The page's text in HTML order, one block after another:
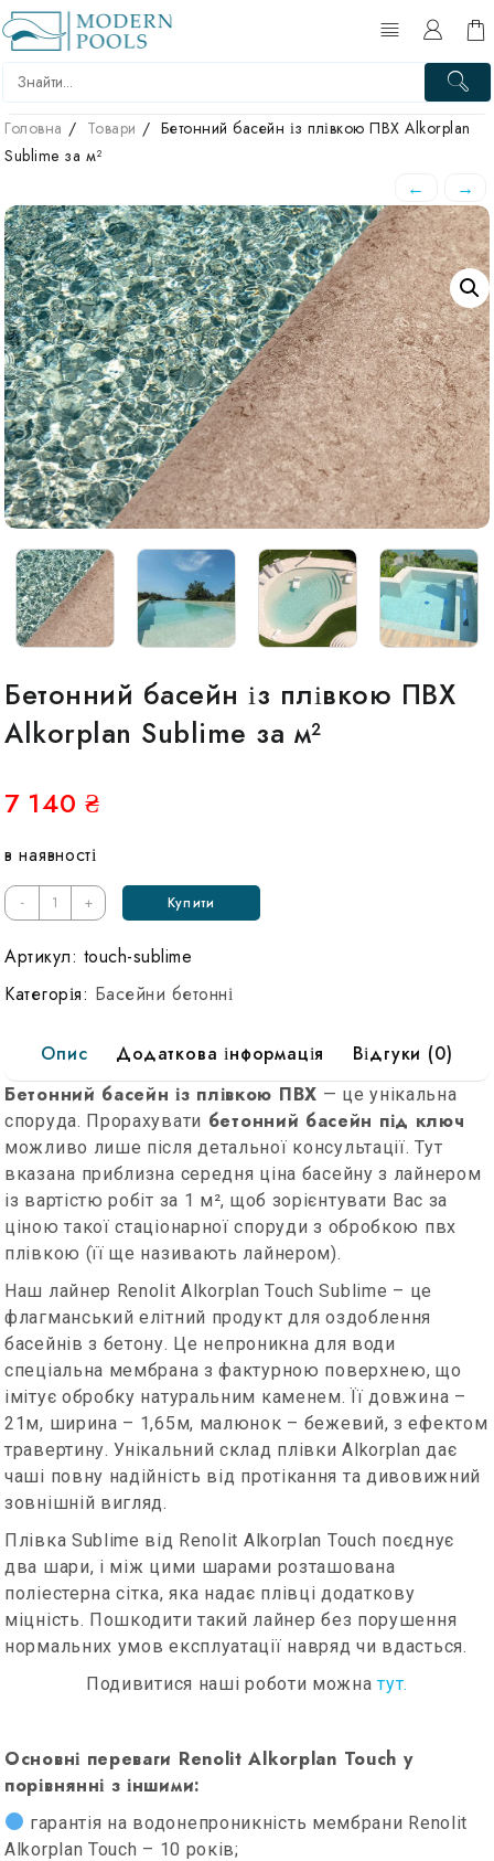
Головна Товари
Бетонний басейн із плівкою ПВХ Alkorplan
Sublime за м²
← →
Бетонний басейн із плівкою ПВХ
Alkorplan Sublime за м²
7 140₴
в наявності
- + Купити
Артикул: touch-sublime
Категорія: Басейни бетонні
Опис Додаткова інформація
Відгуки (0)
Бетонний басейн із плівкою ПВХ — це унікальна
споруда. Прорахувати бетонний басейн під ключ
можливо лише після детальної консультації. Тут
вказана приблизна середня ціна басейну з лайнером
із вартістю робіт за 1 м², щоб зорієнтувати Вас за
ціною такої стаціонарної споруди з обробкою пвх
плівкою (її ще називають лайнером).
Наш лайнер Renolit Alkorplan Touch Sublime – це
флагманський елітний продукт для оздоблення
басейнів з бетону. Це непроникна для води
спеціальна мембрана з фактурною поверхнею, що
імітує обробку натуральним каменем. Її довжина –
21м, ширина – 1,65м, малюнок – бежевий, з ефектом
травертину. Унікальний склад плівки Alkorplan дає
чаші повну надійність від протікання та дивовижний
зовнішній вигляд.
Плівка Sublime від Renolit Alkorplan Touch поєднує
два шари, і між цими шарами розташована
поліестерна сітка, яка надає плівці додаткову
міцність. Пошкодити такий лайнер без порушення
нормальних умов експлуатації навряд чи вдасться.
Подивитися наші роботи можнатут.
Основні переваги Renolit Alkorplan Touch у
порівнянні з іншими:
гарантія на водонепроникність мембрани Renolit
Alkorplan Touch – 10 років;